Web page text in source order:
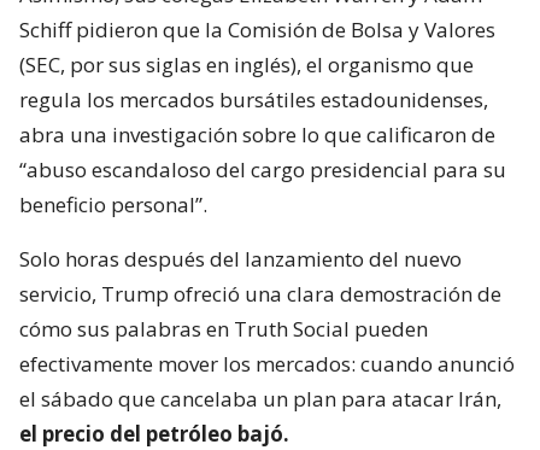
Schiff pidieron que la Comisión de Bolsa y Valores
(SEC, por sus siglas en inglés), el organismo que
regula los mercados bursátiles estadounidenses,
abra una investigación sobre lo que calificaron de
“abuso escandaloso del cargo presidencial para su
beneficio personal”.
Solo horas después del lanzamiento del nuevo
servicio, Trump ofreció una clara demostración de
cómo sus palabras en Truth Social pueden
efectivamente mover los mercados: cuando anunció
el sábado que cancelaba un plan para atacar Irán,
el precio del petróleo bajó.